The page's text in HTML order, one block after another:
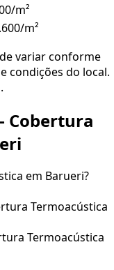
m²
m²
variar conforme
condições do local.
Cobertura
em Barueri?
Termoacústica
Termoacústica